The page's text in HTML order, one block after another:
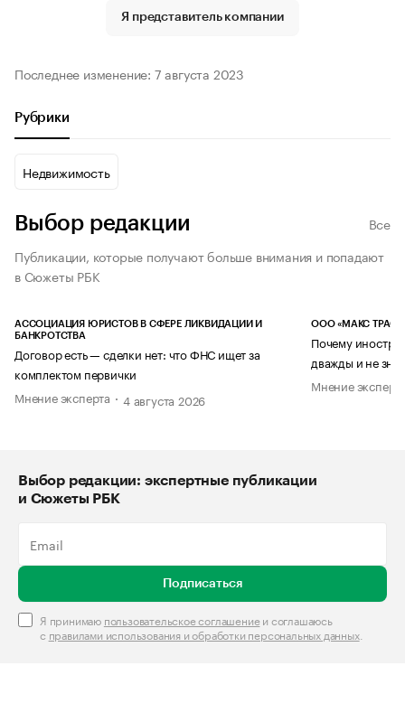
Я представитель компании
Последнее изменение: 7 августа 2023
Рубрики
Недвижимость
Выбор редакции
Все
Публикации, которые получают больше внимания и попадают
в Сюжеты РБК
АССОЦИАЦИЯ ЮРИСТОВ В СФЕРЕ ЛИКВИДАЦИИ И
БАНКРОТСТВА
Договор есть — сделки нет: что ФНС ищет за
комплектом первички
Мнение эксперта
4 августа 2026
ООО «МАКС ТРАСТ»
Почему
дважды и не
Мнение
Выбор редакции: экспертные публикации
и Сюжеты РБК
Подписаться
Я принимаю пользовательское соглашениеи соглашаюсь
с правилами использования и обработки персональных данных.